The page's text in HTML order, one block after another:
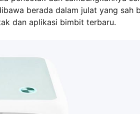
berada dalam julat yang sah
dan aplikasi bimbit terbaru.